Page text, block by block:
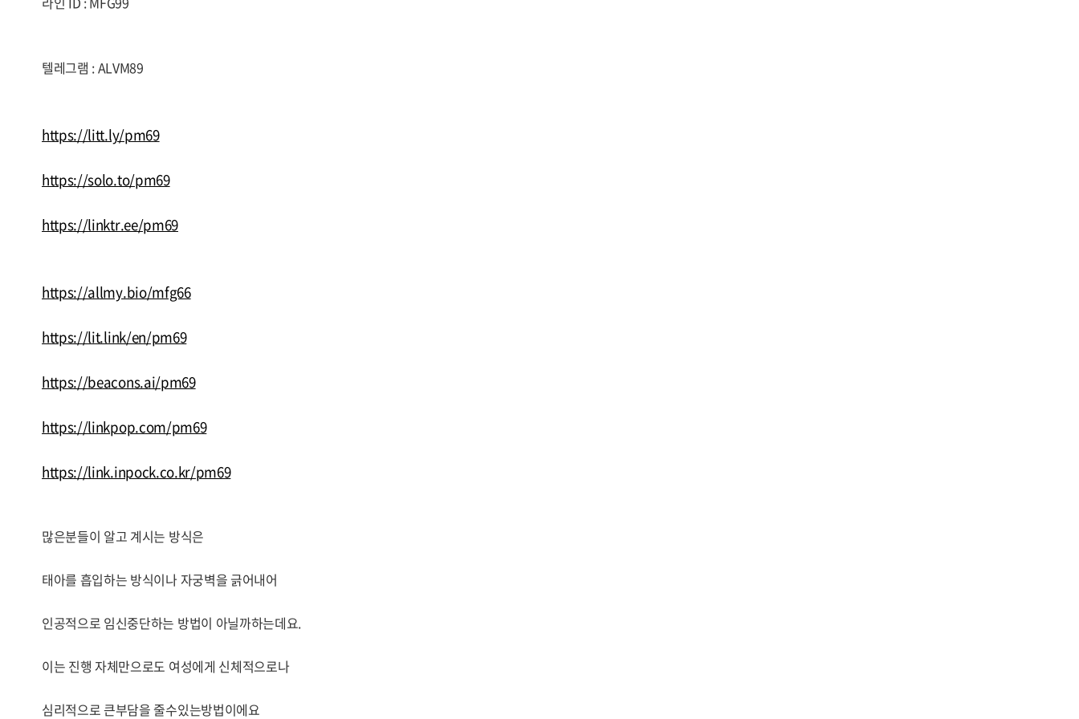
텔레그램 : ALVM89
https://litt.ly/pm69
https://solo.to/pm69
https://linktr.ee/pm69
https://allmy.bio/mfg66
https://lit.link/en/pm69
https://beacons.ai/pm69
https://linkpop.com/pm69
https://link.inpock.co.kr/pm69
많은분들이 알고 계시는 방식은
태아를 흡입하는 방식이나 자궁벽을 긁어내어
인공적으로 임신중단하는 방법이 아닐까하는데요.
이는 진행 자체만으로도 여성에게 신체적으로나
심리적으로 큰부담을 줄수있는방법이에요